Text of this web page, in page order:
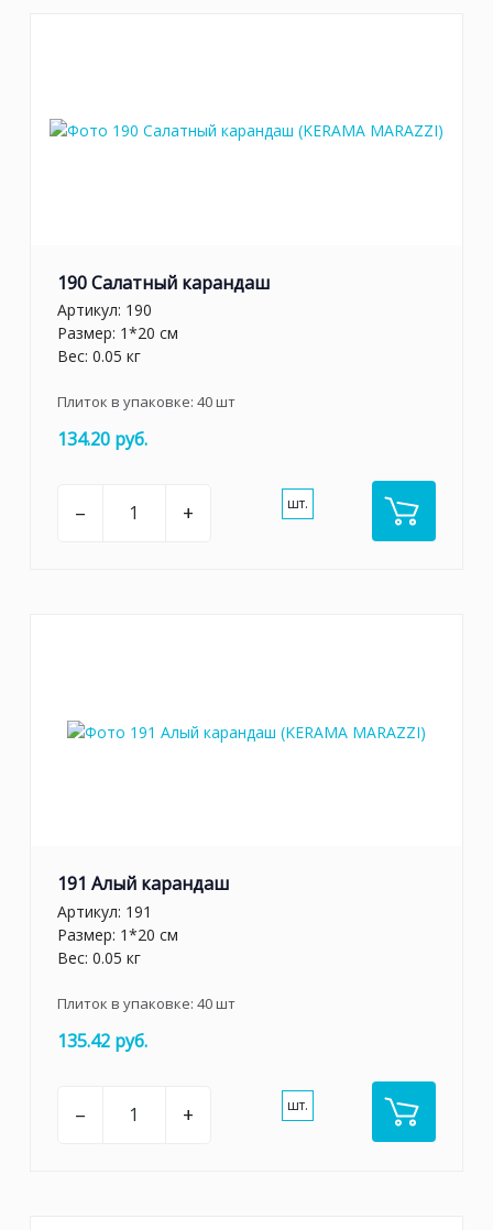
190 Салатный карандаш
Артикул: 190
Размер: 1*20 см
Вес: 0.05 кг
Плиток в упаковке: 40шт
134.20 руб.
– + шт.
191 Алый карандаш
Артикул: 191
Размер: 1*20 см
Вес: 0.05 кг
Плиток в упаковке: 40шт
135.42 руб.
– + шт.